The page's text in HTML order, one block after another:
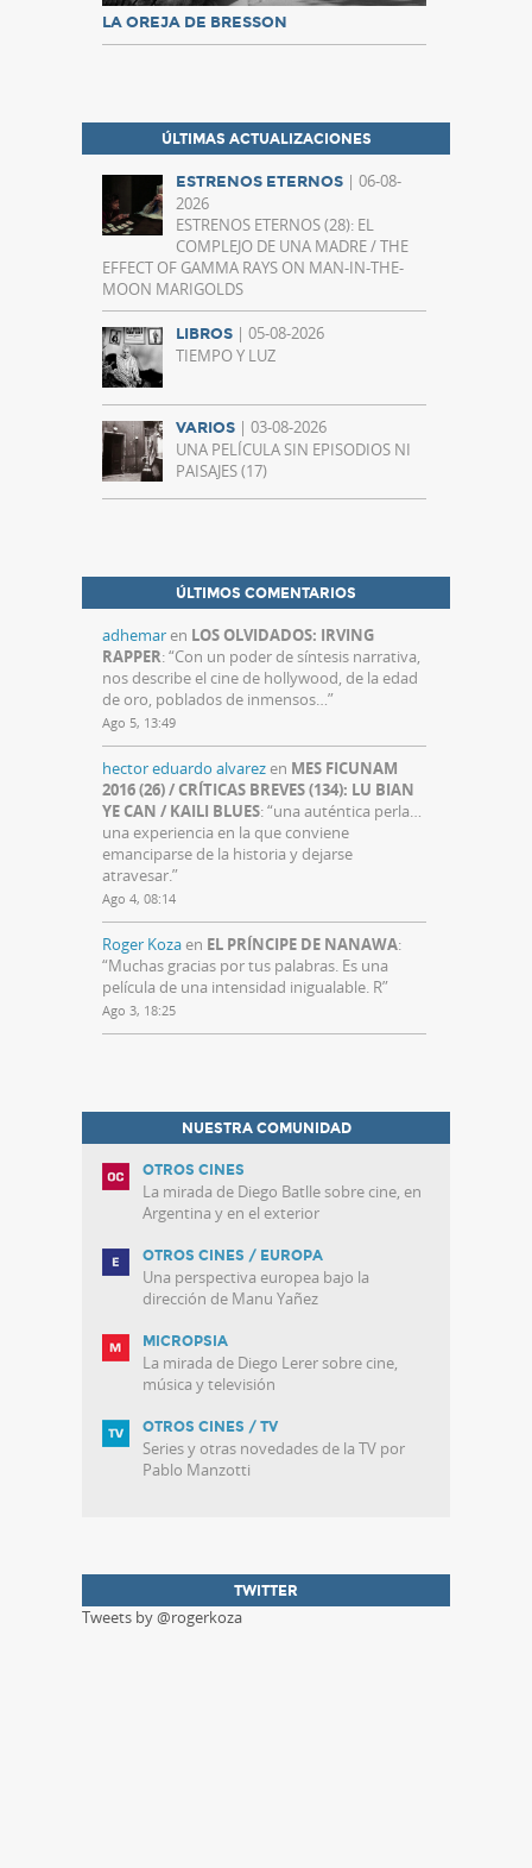
LA OREJA DE BRESSON
ÚLTIMAS ACTUALIZACIONES
ESTRENOS ETERNOS | 06-08-
2026
ESTRENOS ETERNOS (28): EL
COMPLEJO DE UNA MADRE / THE
EFFECT OF GAMMA RAYS ON MAN-IN-THE-
MOON MARIGOLDS
LIBROS | 05-08-2026
TIEMPO Y LUZ
VARIOS | 03-08-2026
UNA PELÍCULA SIN EPISODIOS NI
PAISAJES (17)
ÚLTIMOS COMENTARIOS
adhemaren LOS OLVIDADOS: IRVING
RAPPER: “Con un poder de síntesis narrativa,
nos describe el cine de hollywood, de la edad
de oro, poblados de inmensos… ”
Ago 5, 13:49
hector eduardo alvarezen MES FICUNAM
2016 (26) / CRÍTICAS BREVES (134): LU BIAN
YE CAN / KAILI BLUES: “una auténtica perla…
una experiencia en la que conviene
emanciparse de la historia y dejarse
atravesar.”
Ago 4, 08:14
Roger Kozaen EL PRÍNCIPE DE NANAWA:
“Muchas gracias por tus palabras. Es una
película de una intensidad inigualable. R”
Ago 3, 18:25
NUESTRA COMUNIDAD
OTROS CINES
La mirada de Diego Batlle sobre cine, en
Argentina y en el exterior
OTROS CINES / EUROPA
Una perspectiva europea bajo la
dirección de Manu Yañez
MICROPSIA
La mirada de Diego Lerer sobre cine,
música y televisión
OTROS CINES / TV
Series y otras novedades de la TV por
Pablo Manzotti
TWITTER
Tweets by @rogerkoza